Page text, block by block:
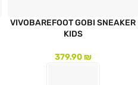
VIVOBAREFOOT GOBI SNEAKER
KIDS
379.90₪